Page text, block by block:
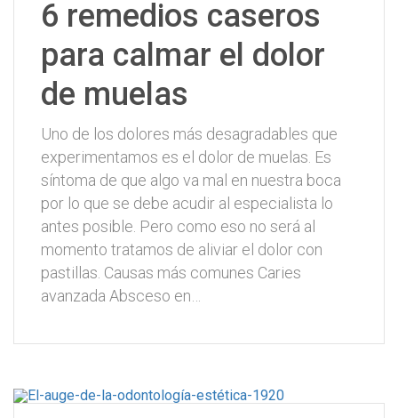
6 remedios caseros
para calmar el dolor
de muelas
Uno de los dolores más desagradables que
experimentamos es el dolor de muelas. Es
síntoma de que algo va mal en nuestra boca
por lo que se debe acudir al especialista lo
antes posible. Pero como eso no será al
momento tratamos de aliviar el dolor con
pastillas. Causas más comunes Caries
avanzada Absceso en…